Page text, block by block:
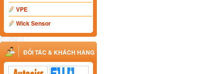
VPE
Wick Sensor
ĐỐI TÁC & KHÁCH HÀNG